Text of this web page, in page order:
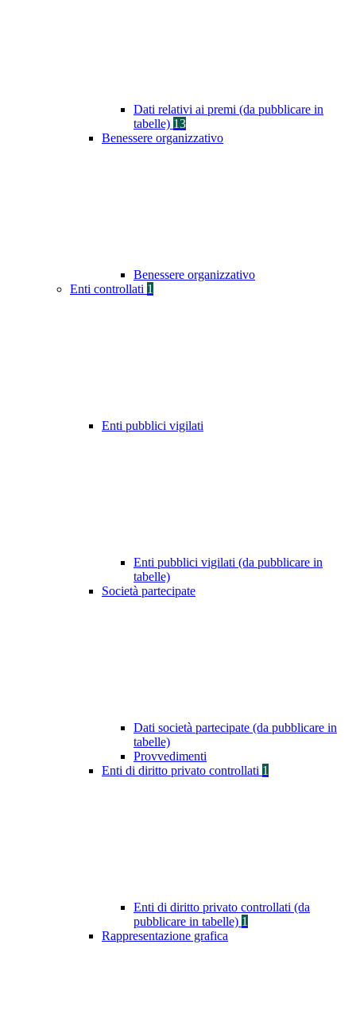
Dati relativi ai premi (da pubblicare in
tabelle) 13
Benessere organizzativo
Benessere organizzativo
Enti controllati 1
Enti pubblici vigilati
Enti pubblici vigilati (da pubblicare in
tabelle)
Società partecipate
Dati società partecipate (da pubblicare in
tabelle)
Provvedimenti
Enti di diritto privato controllati 1
Enti di diritto privato controllati (da
pubblicare in tabelle) 1
Rappresentazione grafica